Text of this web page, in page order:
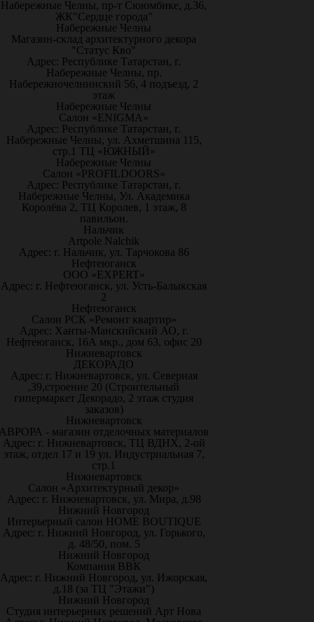
Набережные Челны, пр-т Сююмбике, д.36,
ЖК"Сердце города"
Набережные Челны
Магазин-склад архитектурного декора
"Статус Кво"
Адрес: Республике Татарстан, г.
Набережные Челны, пр.
Набережночелнинский 56, 4 подъезд, 2
этаж
Набережные Челны
Салон «ENIGMA»
Адрес: Республике Татарстан, г.
Набережные Челны, ул. Ахметшина 115,
стр.1 ТЦ «ЮЖНЫЙ»
Набережные Челны
Салон «PROFILDOORS»
Адрес: Республике Татарстан, г.
Набережные Челны, Ул. Академика
Королёва 2, ТЦ Королев, 1 этаж, 8
павильон.
Нальчик
Artpole Nalchik
Адрес: г. Нальчик, ул. Тарчокова 86
Нефтеюганск
ООО «EXPERT»
Адрес: г. Нефтеюганск, ул. Усть-Балыкская
2
Нефтеюганск
Салон РСК «Ремонт квартир»
Адрес: Ханты-Манскийский АО, г.
Нефтеюганск, 16А мкр., дом 63, офис 20
Нижневартовск
ДЕКОРАДО
Адрес: г. Нижневартовск, ул. Северная
,39,строение 20 (Строительный
гипермаркет Декорадо, 2 этаж студия
заказов)
Нижневартовск
- магазин отделочных материалов
Адрес: г. Нижневартовск, ТЦ ВДНХ, 2-ой
этаж, отдел 17 и 19 ул. Индустриальная 7,
стр.1
Нижневартовск
Салон «Архитектурный декор»
Адрес: г. Нижневартовск, ул. Мира, д.98
Нижний Новгород
Интерьерный салон HOME BOUTIQUE
Адрес: г. Нижний Новгород, ул. Горького,
д. 48/50, пом. 5
Нижний Новгород
Компания ВВК
Адрес: г. Нижний Новгород, ул. Ижорская,
д.18 (за ТЦ "Этажи")
Нижний Новгород
Студия интерьерных решений Арт Нова